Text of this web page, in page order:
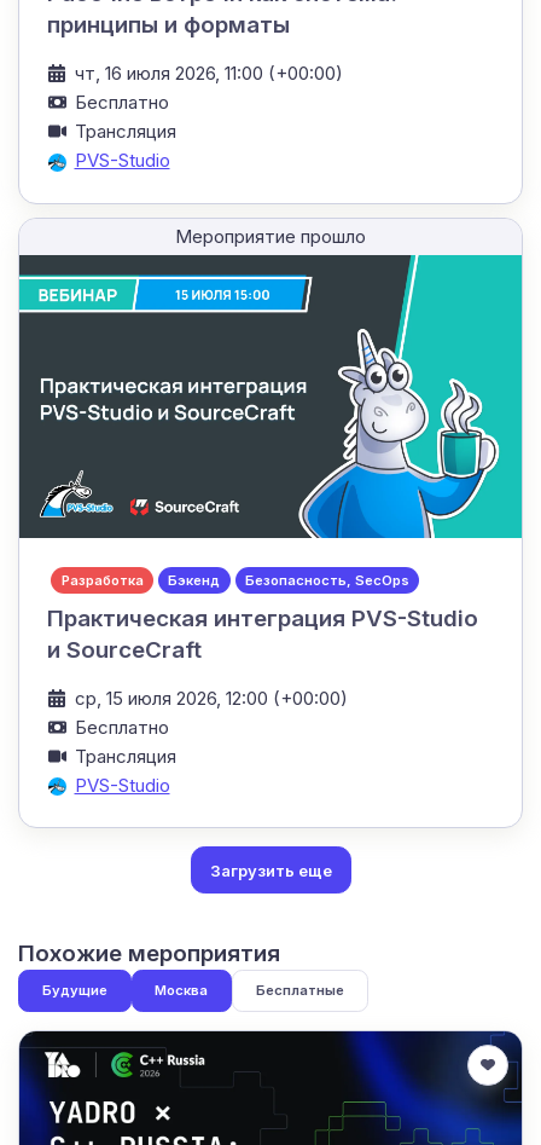
принципы и форматы
чт, 16 июля 2026, 11:00 (+00:00)
Бесплатно
Трансляция
PVS-Studio
Мероприятие прошло
Разработка Бэкенд Безопасность, SecOps
Практическая интеграция PVS-Studio
и SourceCraft
ср, 15 июля 2026, 12:00 (+00:00)
Бесплатно
Трансляция
PVS-Studio
Загрузить еще
Похожие мероприятия
Будущие Москва Бесплатные